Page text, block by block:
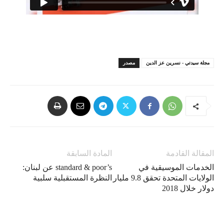
مصدر مجلة سيدتي - نسرين عز الدين
المادة السابقة
standard & poor’s عن لبنان:
النظرة المستقبلية سلبية
المقالة القادمة
الخدمات الموسيقية في
الولايات المتحدة تحقق 9.8 مليار
دولار خلال 2018